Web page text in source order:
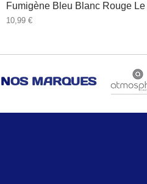
Fumigène Bleu Blanc Rouge Le
Prix
10,99 €
NOS MARQUES